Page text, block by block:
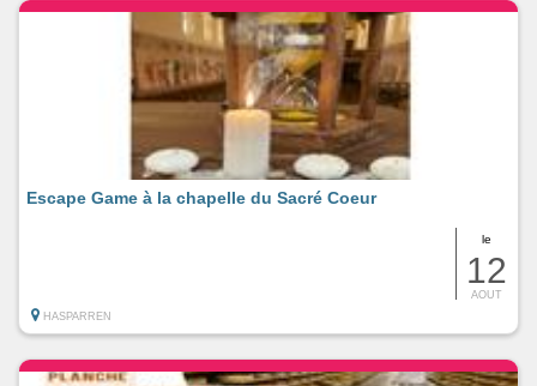
le
12
AOUT
Escape Game à la chapelle du Sacré Coeur
HASPARREN